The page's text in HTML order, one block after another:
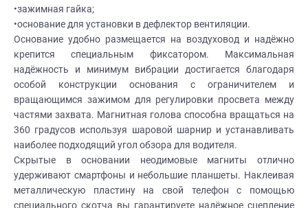
•зажимная гайка;
•основание для установки в дефлектор вентиляции.
Основание удобно размещается на воздуховод и надёжно
крепится специальным фиксатором. Максимальная
надёжность и минимум вибрации достигается благодаря
особой конструкции основания с ограничителем и
вращающимся зажимом для регулировки просвета между
частями захвата. Магнитная голова способна вращаться на
360 градусов используя шаровой шарнир и устанавливать
наиболее подходящий угол обзора для водителя.
Скрытые в основании неодимовые магниты отлично
удерживают смартфоны и небольшие планшеты. Наклеивая
металлическую пластину на свой телефон с помощью
специального скотча вы гарантируете надёжное сцепление